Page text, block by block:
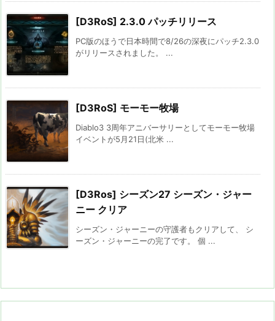
[D3RoS] 2.3.0 パッチリリース
PC版のほうで日本時間で8/26の深夜にパッチ2.3.0
がリリースされました。 ...
[D3RoS] モーモー牧場
Diablo3 3周年アニバーサリーとしてモーモー牧場
イベントが5月21日(北米 ...
[D3Ros] シーズン27 シーズン・ジャー
ニー クリア
シーズン・ジャーニーの守護者もクリアして、 シ
ーズン・ジャーニーの完了です。 個 ...